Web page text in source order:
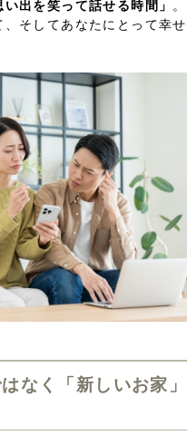
出を笑って話せる時間」
そしてあなたにとって幸
なく「新しいお家